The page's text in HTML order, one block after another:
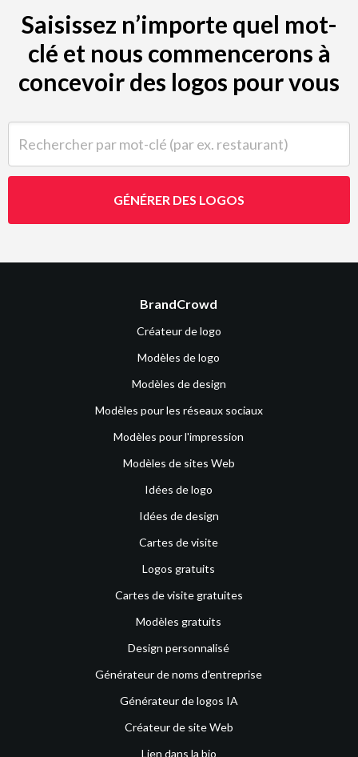
Saisissez n’importe quel mot-
clé et nous commencerons à
concevoir des logos pour vous
GÉNÉRER DES LOGOS
BrandCrowd
Créateur de logo
Modèles de logo
Modèles de design
Modèles pour les réseaux sociaux
Modèles pour l'impression
Modèles de sites Web
Idées de logo
Idées de design
Cartes de visite
Logos gratuits
Cartes de visite gratuites
Modèles gratuits
Design personnalisé
Générateur de noms d’entreprise
Générateur de logos IA
Créateur de site Web
Lien dans la bio